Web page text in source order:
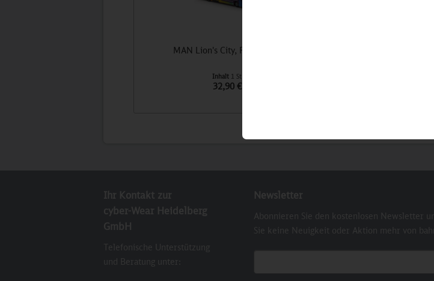
MAN Lion's City, PRIDE Bus
Inhalt 1 St
32,90 €
Ihr Kontakt zur
cyber-Wear Heidelberg
GmbH
Telefonische Unterstützung
und Beratung unter:
Newsletter
Abonnieren Sie den kostenlosen Newsletter
Sie keine Neuigkeit oder Aktion mehr von